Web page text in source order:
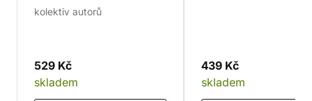
kolektiv autorů
529 Kč
skladem
439 Kč
skladem